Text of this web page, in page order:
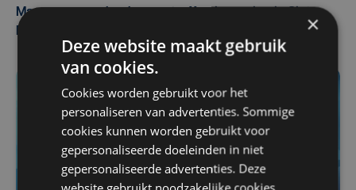
Man en vrouw dood aangetroffen in woning in Sint-×
Deze website maakt gebruik
van cookies.
Cookies worden gebruikt voor het
personaliseren van advertenties. Sommige
cookies kunnen worden gebruikt voor
gepersonaliseerde doeleinden in niet
gepersonaliseerde advertenties. Deze